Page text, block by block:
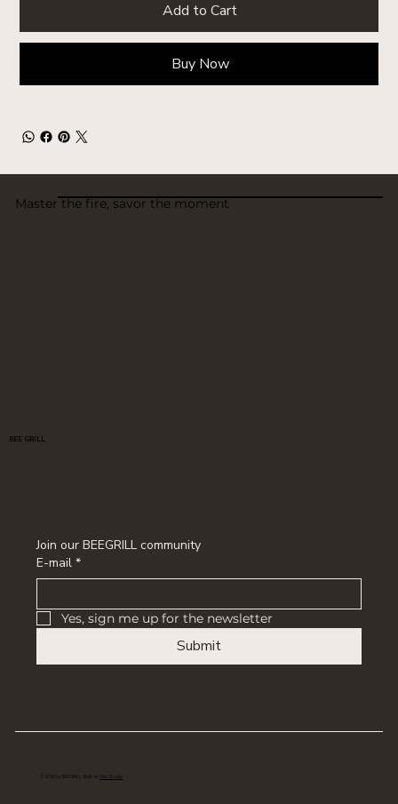
Add to Cart
Buy Now
Master the fire, savor the moment
Join our BEEGRILL community
E-mail *
Yes, sign me up for the newsletter
Submit
BEE GRILL
© 2035 by BEEGRILL. Built on Wix Studio